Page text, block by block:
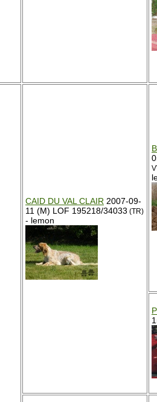
CAID DU VAL CLAIR 2007-09-
11 (M) LOF 195218/34033 (TR)
- lemon